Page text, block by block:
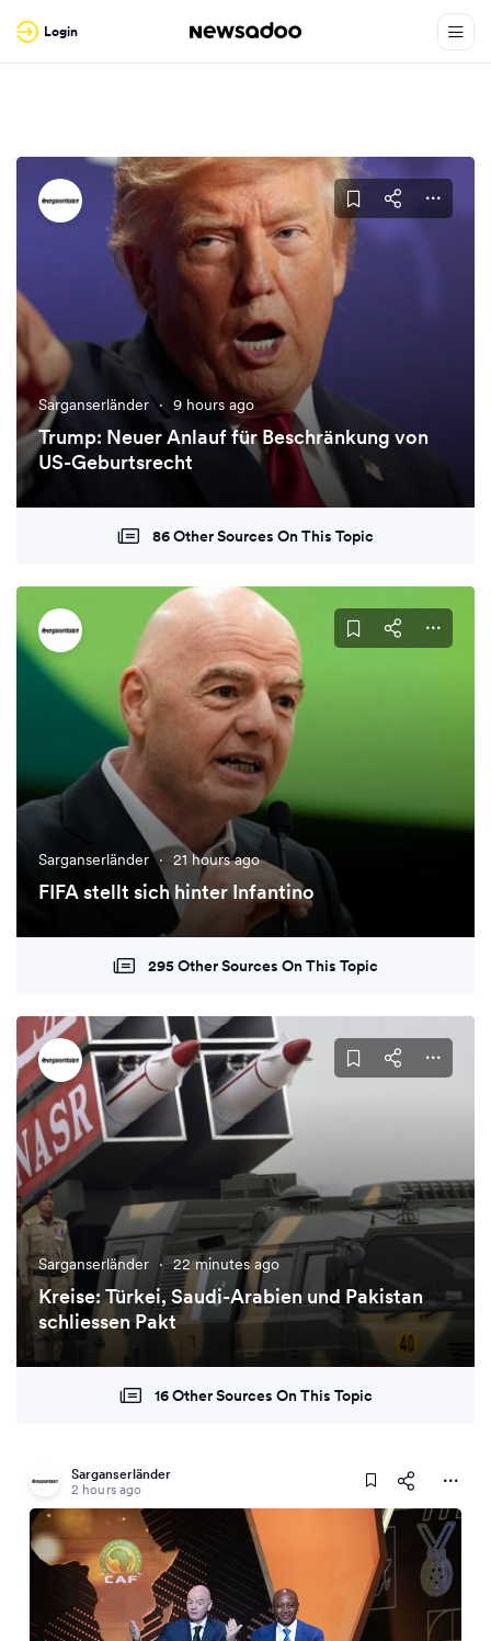
Login
Sarganserländer · 9 hours ago
Trump: Neuer Anlauf für Beschränkung von
US-Geburtsrecht
86 Other Sources On This Topic
Sarganserländer · 21 hours ago
FIFA stellt sich hinter Infantino
295 Other Sources On This Topic
Sarganserländer · 22 minutes ago
Kreise: Türkei, Saudi-Arabien und Pakistan
schliessen Pakt
16 Other Sources On This Topic
Sarganserländer
2 hours ago